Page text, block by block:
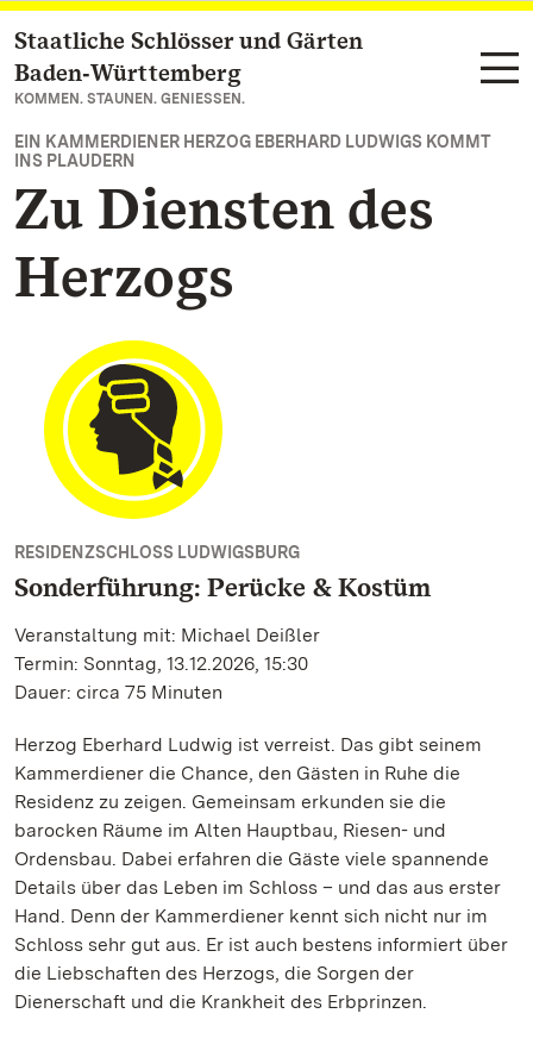
Zum Hauptinhalt springen
Staatliche Schlösser und Gärten
Baden‑Württemberg
KOMMEN. STAUNEN. GENIESSEN.
EIN KAMMERDIENER HERZOG EBERHARD LUDWIGS KOMMT
INS PLAUDERN
Zu Diensten des
Herzogs
RESIDENZSCHLOSS LUDWIGSBURG
Sonderführung: Perücke & Kostüm
Veranstaltung mit: Michael Deißler
Termin: Sonntag, 13.12.2026, 15:30
Dauer: circa 75 Minuten
Herzog Eberhard Ludwig ist verreist. Das gibt seinem
Kammerdiener die Chance, den Gästen in Ruhe die
Residenz zu zeigen. Gemeinsam erkunden sie die
barocken Räume im Alten Hauptbau, Riesen- und
Ordensbau. Dabei erfahren die Gäste viele spannende
Details über das Leben im Schloss – und das aus erster
Hand. Denn der Kammerdiener kennt sich nicht nur im
Schloss sehr gut aus. Er ist auch bestens informiert über
die Liebschaften des Herzogs, die Sorgen der
Dienerschaft und die Krankheit des Erbprinzen.